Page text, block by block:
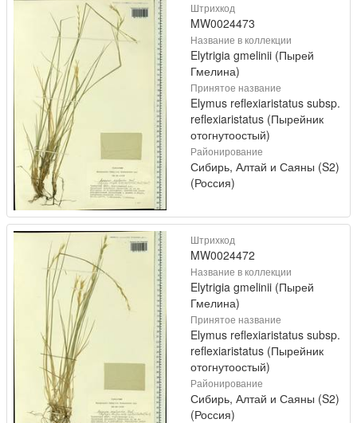
Штрихкод
MW0024473
Название в коллекции
Elytrigia gmelinii (Пырей
Гмелина)
Принятое название
Elymus reflexiaristatus subsp.
reflexiaristatus (Пырейник
отогнутоостый)
Районирование
Сибирь, Алтай и Саяны (S2)
(Россия)
Штрихкод
MW0024472
Название в коллекции
Elytrigia gmelinii (Пырей
Гмелина)
Принятое название
Elymus reflexiaristatus subsp.
reflexiaristatus (Пырейник
отогнутоостый)
Районирование
Сибирь, Алтай и Саяны (S2)
(Россия)